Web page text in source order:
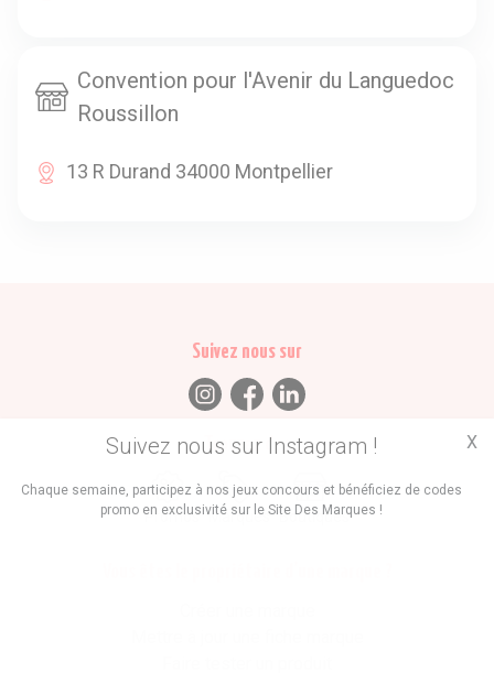
Convention pour l'Avenir du Languedoc
Roussillon
13 R Durand 34000 Montpellier
Suivez nous sur Instagram !
Chaque semaine, participez à nos jeux concours et bénéficiez de codes
promo en exclusivité sur le Site Des Marques !
X
Suivez nous sur
Trouvez des
Promos Marques Boutiques